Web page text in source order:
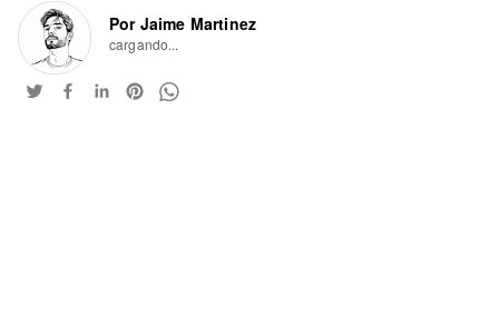
Por Jaime Martinez
cargando...